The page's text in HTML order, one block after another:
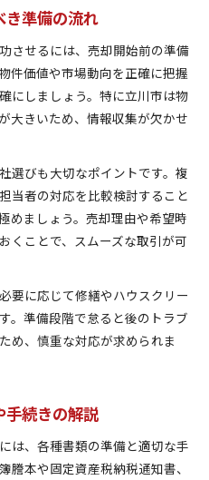
き準備の流れ
させるには、売却開始前の準備
件価値や市場動向を正確に把握
にしましょう。特に立川市は物
大きいため、情報収集が欠かせ
選びも大切なポイントです。複
当者の対応を比較検討すること
めましょう。売却理由や希望時
くことで、スムーズな取引が可
要に応じて修繕やハウスクリー
。準備段階で怠ると後のトラブ
め、慎重な対応が求められま
手続きの解説
は、各種書類の準備と適切な手
謄本や固定資産税納税通知書、